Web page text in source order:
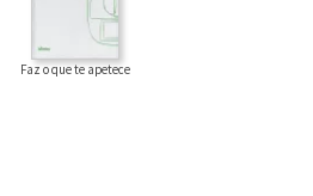
Faz o que te apetece